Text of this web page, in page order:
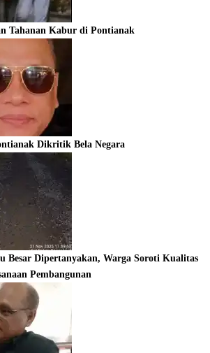
Tahanan Kabur di Pontianak
Dikritik Bela Negara
Besar Dipertanyakan, Warga Soroti Kualitas
Pembangunan